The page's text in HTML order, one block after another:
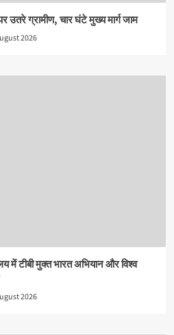
ग्रामीण, चार घंटे मुख्य मार्ग जाम
2026
में टीबी मुक्त भारत अभियान और विश्व
2026